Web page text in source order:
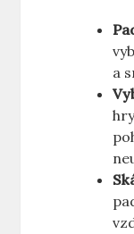
a